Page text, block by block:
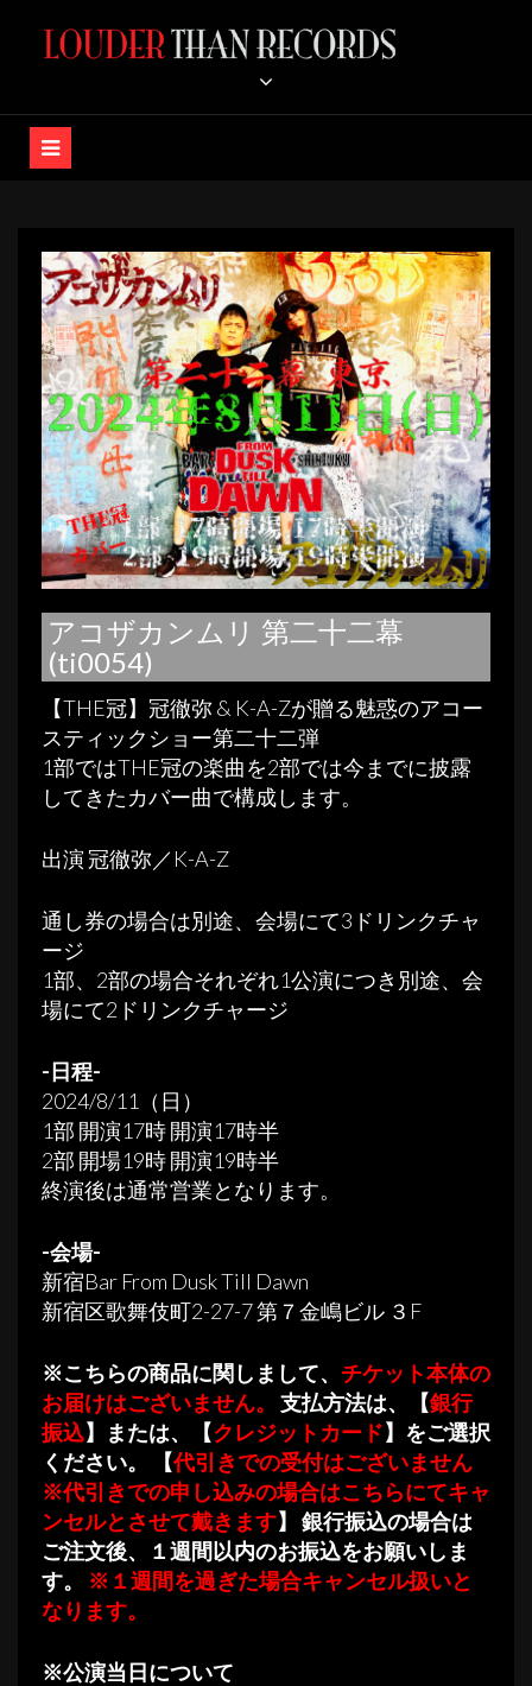
LOUDER THAN RECORDS /
K-A-Z OFFICIAL STORE
アコザカンムリ 第二十二幕
(ti0054)
【THE冠】冠徹弥 & K-A-Zが贈る魅惑のアコー
スティックショー第二十二弾
1部ではTHE冠の楽曲を2部では今までに披露
してきたカバー曲で構成します。
出演 冠徹弥／K-A-Z
通し券の場合は別途、会場にて3ドリンクチャ
ージ
1部、2部の場合それぞれ1公演につき別途、会
場にて2ドリンクチャージ
-日程-
2024/8/11（日）
1部 開演17時 開演17時半
2部 開場19時 開演19時半
終演後は通常営業となります。
-会場-
新宿Bar From Dusk Till Dawn
新宿区歌舞伎町2-27-7 第７金嶋ビル ３F
※こちらの商品に関しまして、 チケット本体の
お届けはございません。
支払方法は、【銀行
振込】または、【クレジットカード】をご選択
ください。 【代引きでの受付はございません
※代引きでの申し込みの場合はこちらにてキャ
ンセルとさせて戴きます】 銀行振込の場合は
ご注文後、１週間以内のお振込をお願いしま
す。 ※１週間を過ぎた場合キャンセル扱いと
なります。
※公演当日について